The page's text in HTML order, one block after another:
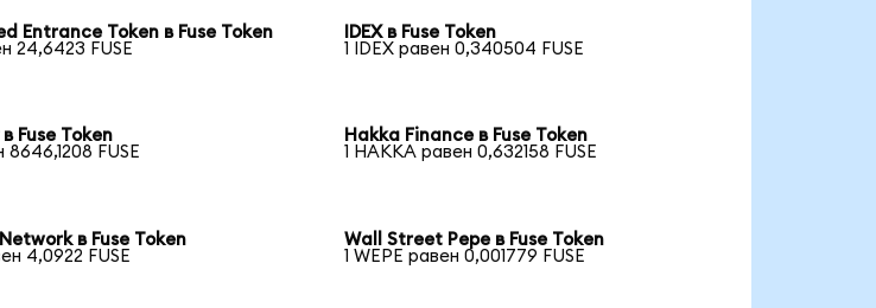
Entrance Token в Fuse Token
24,6423 FUSE
IDEX в Fuse Token
1 IDEX равен 0,340504 FUSE
в Fuse Token
8646,1208 FUSE
Hakka Finance в Fuse Token
1 HAKKA равен 0,632158 FUSE
в Fuse Token
4,0922 FUSE
Wall Street Pepe в Fuse Token
1 WEPE равен 0,001779 FUSE